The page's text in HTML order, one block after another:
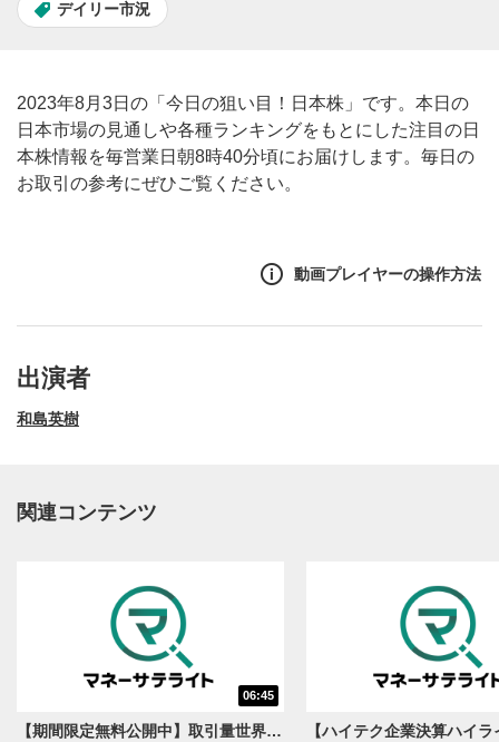
デイリー市況
2023年8月3日の「今日の狙い目！日本株」です。本日の
日本市場の見通しや各種ランキングをもとにした注目の日
本株情報を毎営業日朝8時40分頃にお届けします。毎日の
お取引の参考にぜひご覧ください。
動画プレイヤーの操作方法
動画再生エリア
動画再生エリアをクリックすると、動画を再生または
一時停止します。
出演者
和島英樹
関連コンテンツ
06:45
【期間限定無料公開中】取引量世界一の通貨ペアに優位性あり!?ドル/円&ユーロドルのテクニカルを検証！【JINのマンスリーFX戦略】